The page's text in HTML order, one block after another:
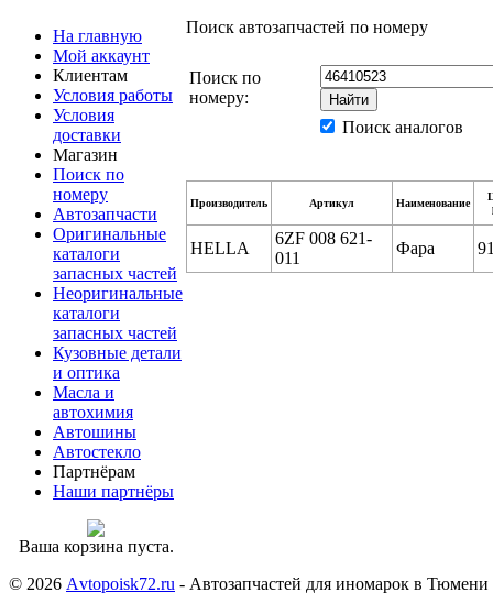
На главную
Мой аккаунт
Клиентам
Условия работы
Условия
доставки
Магазин
Поиск по
номеру
Автозапчасти
Оригинальные
каталоги
запасных частей
Неоригинальные
каталоги
запасных частей
Кузовные детали
и оптика
Масла и
автохимия
Автошины
Автостекло
Партнёрам
Наши партнёры
Ваша корзина пуста.
Поиск автозапчастей по номеру
Поиск по
номеру:
Поиск аналогов
Производитель Артикул Наименование
HELLA
6ZF 008 621-
011
Фара
© 2026 Аvtopoisk72.ru - Автозапчастей для иномарок в Тюмени